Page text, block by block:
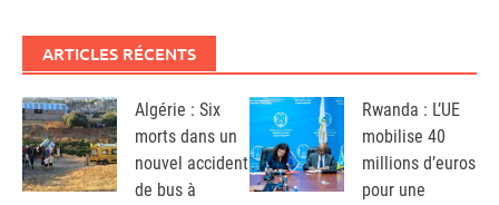
ARTICLES RÉCENTS
Algérie : Six
morts dans un
nouvel accident
de bus à
Rwanda : L’UE
mobilise 40
millions d’euros
pour une